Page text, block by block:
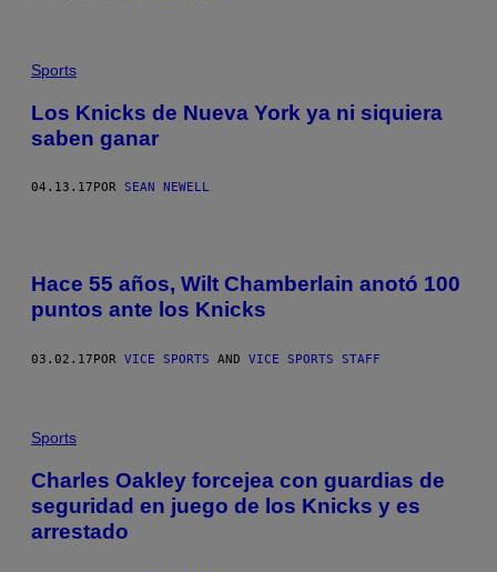
Sports
Los Knicks de Nueva York ya ni siquiera
saben ganar
04.13.17 POR SEAN NEWELL
Hace 55 años, Wilt Chamberlain anotó 100
puntos ante los Knicks
03.02.17POR VICE SPORTS AND VICE SPORTS STAFF
Sports
Charles Oakley forcejea con guardias de
seguridad en juego de los Knicks y es
arrestado